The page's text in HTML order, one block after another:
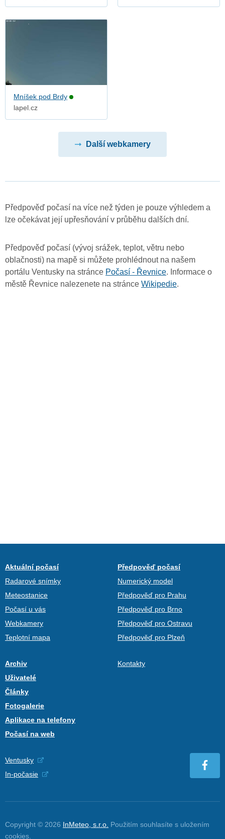
Mníšek pod Brdy
lapel.cz
Další webkamery
Předpověď počasí na více než týden je pouze výhledem a
lze očekávat její upřesňování v průběhu dalších dní.
Předpověď počasí (vývoj srážek, teplot, větru nebo
oblačnosti) na mapě si můžete prohlédnout na našem
portálu Ventusky na stránce Počasí - Řevnice. Informace o
městě Řevnice nalezenete na stránce Wikipedie.
Aktuální počasí
Radarové snímky
Meteostanice
Počasí u vás
Webkamery
Teplotní mapa
Předpověď počasí
Numerický model
Předpověď pro Prahu
Předpověď pro Brno
Předpověď pro Ostravu
Předpověď pro Plzeň
Archiv
Uživatelé
Články
Fotogalerie
Aplikace na telefony
Počasí na web
Kontakty
Ventusky
In-počasie
Copyright © 2026 InMeteo, s.r.o. Použitím souhlasíte s uložením
cookies